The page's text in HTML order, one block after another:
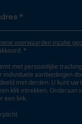
voorwaarden inzake
*
met persoonlijke
individuele aanbiedingen
met derden. U kunt uw
klik intrekken. Onderaan
een link.